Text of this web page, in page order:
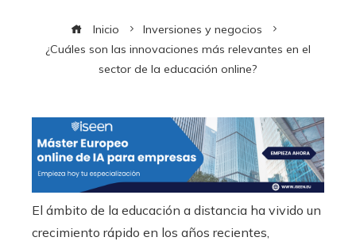
Inicio
Inversiones y negocios
¿Cuáles son las innovaciones más relevantes en el
sector de la educación online?
El ámbito de la educación a distancia ha vivido un
crecimiento rápido en los años recientes,